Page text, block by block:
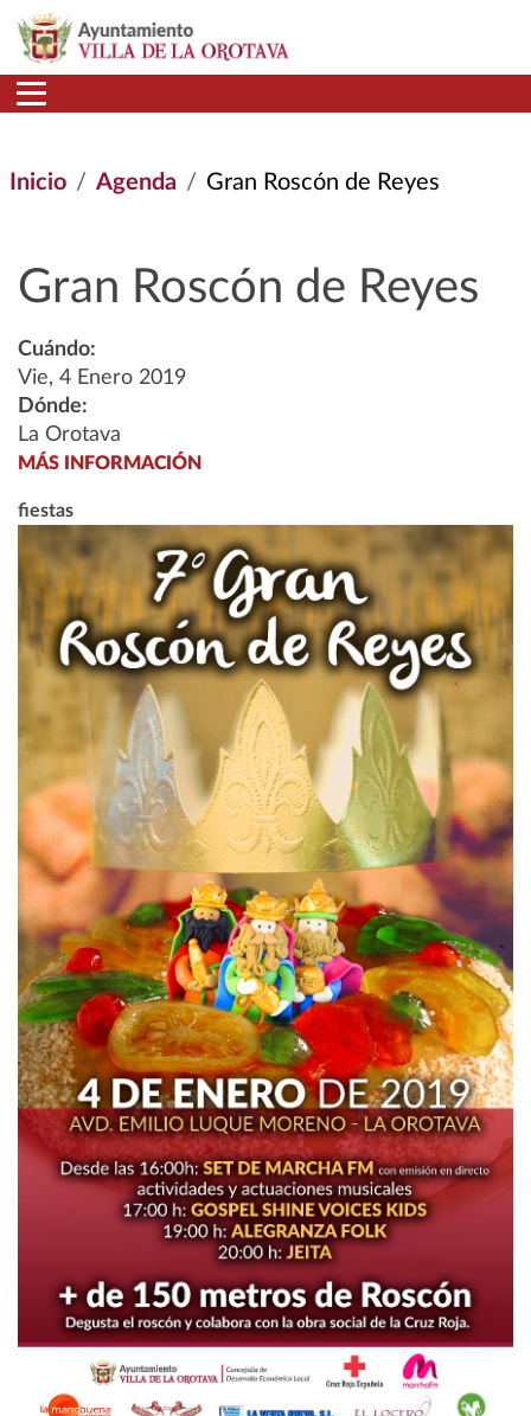
Pasar al contenido principal
Inicio Agenda Gran Roscón de Reyes
Gran Roscón de Reyes
Cuándo:
Vie, 4 Enero 2019
Dónde:
La Orotava
MÁS INFORMACIÓN
fiestas